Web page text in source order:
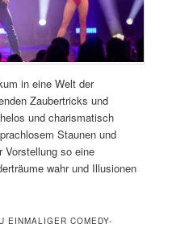
in eine Welt der
Zaubertricks und
und charismatisch
Staunen und
Vorstellung so eine
wahr und Illusionen
EINMALIGER COMEDY-